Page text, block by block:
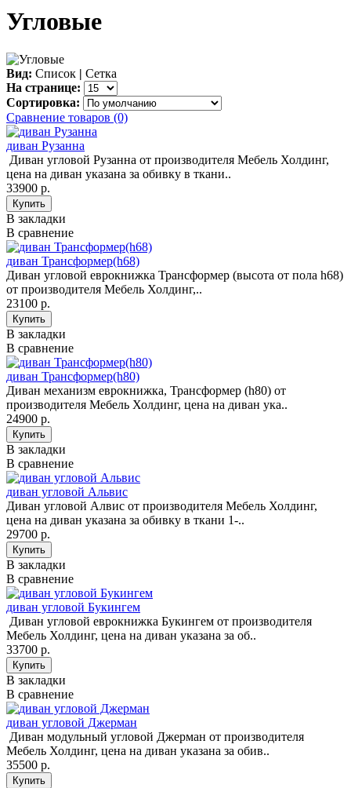
Угловые
Вид: Список | Сетка
На странице:
Сортировка:
Сравнение товаров (0)
диван Рузанна
Диван угловой Рузанна от производителя Мебель Холдинг,
цена на диван указана за обивку в ткани..
33900 р.
В закладки
В сравнение
диван Трансформер(h68)
Диван угловой еврокнижка Трансформер (высота от пола h68)
от производителя Мебель Холдинг,..
23100 р.
В закладки
В сравнение
диван Трансформер(h80)
Диван механизм еврокнижка, Трансформер (h80) от
производителя Мебель Холдинг, цена на диван ука..
24900 р.
В закладки
В сравнение
диван угловой Альвис
Диван угловой Алвис от производителя Мебель Холдинг,
цена на диван указана за обивку в ткани 1-..
29700 р.
В закладки
В сравнение
диван угловой Букингем
Диван угловой еврокнижка Букингем от производителя
Мебель Холдинг, цена на диван указана за об..
33700 р.
В закладки
В сравнение
диван угловой Джерман
Диван модульный угловой Джерман от производителя
Мебель Холдинг, цена на диван указана за обив..
35500 р.